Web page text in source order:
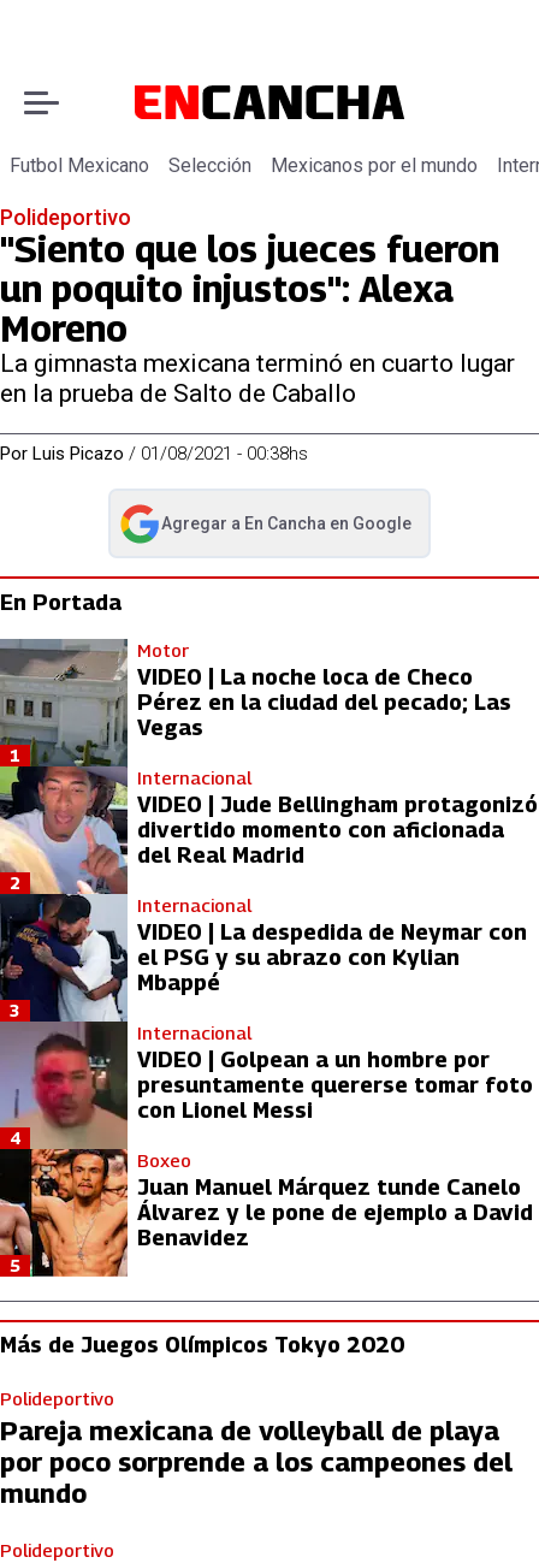
Futbol Mexicano Selección Mexicanos por el mundo
Polideportivo
"Siento que los jueces fueron
un poquito injustos": Alexa
Moreno
La gimnasta mexicana terminó en cuarto lugar
en la prueba de Salto de Caballo
Por Luis Picazo / 01/08/2021 - 00:38hs
Agregar a En Cancha en Google
abre en nueva pestaña
En Portada
Motor
VIDEO | La noche loca de Checo
Pérez en la ciudad del pecado; Las
Vegas
1
Internacional
VIDEO | Jude Bellingham protagonizó
divertido momento con aficionada
del Real Madrid
2
Internacional
VIDEO | La despedida de Neymar con
el PSG y su abrazo con Kylian
Mbappé
3
Internacional
VIDEO | Golpean a un hombre por
presuntamente quererse tomar foto
con Lionel Messi
4
Boxeo
Juan Manuel Márquez tunde Canelo
Álvarez y le pone de ejemplo a David
Benavidez
5
Más de Juegos Olímpicos Tokyo 2020
Polideportivo
Pareja mexicana de volleyball de playa
por poco sorprende a los campeones del
mundo
Polideportivo